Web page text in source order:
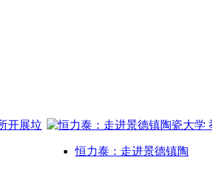
恒力泰：走进景德镇陶